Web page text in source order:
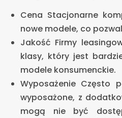
Cena Stacjonarne
nowe modele, co
Jakość Firmy
klasy, który jest
modele konsumenckie.
Wyposażenie Często
wyposażone, z
mogą nie być